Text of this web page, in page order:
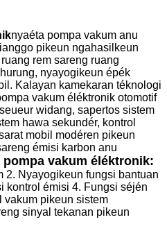
nyaéta pompa vakum anu
pikeun ngahasilkeun
rem sareng ruang
nyayogikeun épék
Kalayan kamekaran téknologi
vakum éléktronik otomotif
widang, sapertos sistem
hawa sekundér, kontrol
mobil modéren pikeun
émisi karbon anu
pompa vakum éléktronik:
2. Nyayogikeun fungsi bantuan
kontrol émisi 4. Fungsi séjén
vakum pikeun sistem
sinyal tekanan pikeun